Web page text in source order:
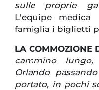
sulle proprie
L'equipe
famiglia i biglietti
LA COMMOZIONE
cammino
Orlando
portato, in pochi